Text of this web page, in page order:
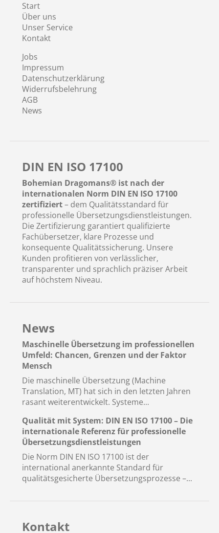
Start
Über uns
Unser Service
Kontakt
Jobs
Impressum
Datenschutzerklärung
Widerrufsbelehrung
AGB
News
DIN EN ISO 17100
Bohemian Dragomans® ist nach der
internationalen Norm DIN EN ISO 17100
zertifiziert– dem Qualitätsstandard für
professionelle Übersetzungsdienstleistungen.
Die Zertifizierung garantiert qualifizierte
Fachübersetzer, klare Prozesse und
konsequente Qualitätssicherung. Unsere
Kunden profitieren von verlässlicher,
transparenter und sprachlich präziser Arbeit
auf höchstem Niveau.
News
Maschinelle Übersetzung im professionellen
Umfeld: Chancen, Grenzen und der Faktor
Mensch
Die maschinelle Übersetzung (Machine
Translation, MT) hat sich in den letzten Jahren
rasant weiterentwickelt. Systeme...
Qualität mit System: DIN EN ISO 17100 – Die
internationale Referenz für professionelle
Übersetzungsdienstleistungen
Die Norm DIN EN ISO 17100 ist der
international anerkannte Standard für
qualitätsgesicherte Übersetzungsprozesse –...
Kontakt